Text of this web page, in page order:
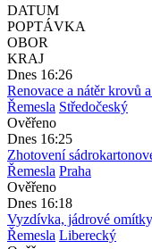
DATUM
POPTÁVKA
OBOR
KRAJ
Dnes 16:26
Renovace a nátěr krovů
Řemesla Středočeský
Ověřeno
Dnes 16:25
Zhotovení
Řemesla Praha
Ověřeno
Dnes 16:18
Vyzdívka, jádrové
Řemesla Liberecký